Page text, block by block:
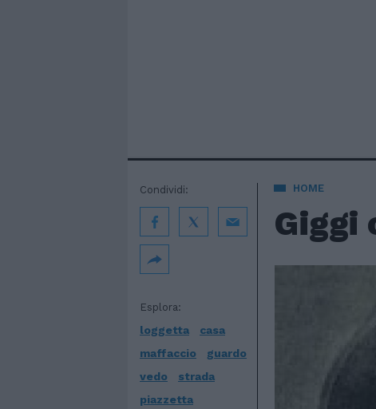
HOME
Giggi
Esplora:
loggetta
casa
maffaccio
guardo
vedo
strada
piazzetta
Condividi: